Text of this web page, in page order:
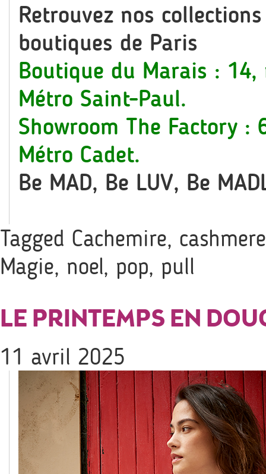
Retrouvez nos
boutiques de Paris
Boutique du Marais :
Métro Saint-Paul.
Showroom The Factory
Métro Cadet.
Be MAD, Be LUV, Be
Tagged Cachemire, cashmere
Magie, noel, pop, pull
LE PRINTEMPS EN
11 avril 2025